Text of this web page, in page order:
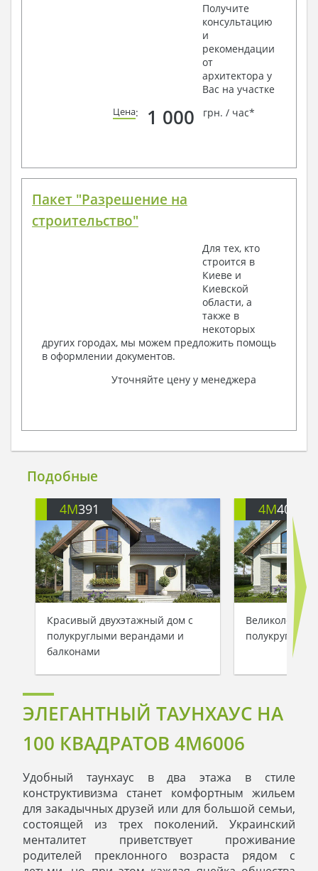
Получите
консультацию
и
рекомендации
от
архитектора у
Вас на участке
Цена: 1 000 грн. / час*
Пакет "Разрешение на
строительство"
Для тех, кто
строится в
Киеве и
Киевской
области, а
также в
некоторых
других городах, мы можем предложить помощь
в оформлении документов.
Уточняйте цену у менеджера
Подобные
4M391
Красивый двухэтажный дом с
полукруглыми верандами и
балконами
4M401
ЭЛЕГАНТНЫЙ ТАУНХАУС НА
100 КВАДРАТОВ 4M6006
Удобный таунхаус в два этажа в стиле
конструктивизма станет комфортным жильем
для закадычных друзей или для большой семьи,
состоящей из трех поколений. Украинский
менталитет приветствует проживание
родителей преклонного возраста рядом с